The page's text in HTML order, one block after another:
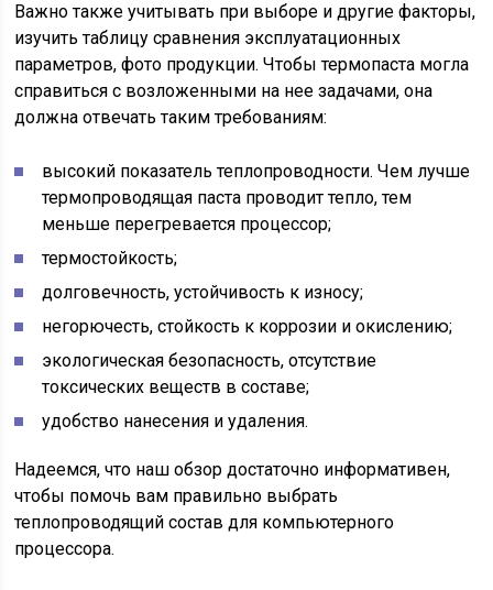
Важно также учитывать при выборе и другие факторы,
изучить таблицу сравнения эксплуатационных
параметров, фото продукции. Чтобы термопаста могла
справиться с возложенными на нее задачами, она
должна отвечать таким требованиям:
высокий показатель теплопроводности. Чем лучше
термопроводящая паста проводит тепло, тем
меньше перегревается процессор;
термостойкость;
долговечность, устойчивость к износу;
негорючесть, стойкость к коррозии и окислению;
экологическая безопасность, отсутствие
токсических веществ в составе;
удобство нанесения и удаления.
Надеемся, что наш обзор достаточно информативен,
чтобы помочь вам правильно выбрать
теплопроводящий состав для компьютерного
процессора.